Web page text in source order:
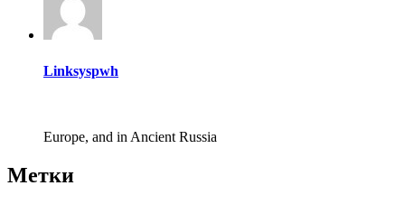
Linksyspwh
Europe, and in Ancient Russia
Метки